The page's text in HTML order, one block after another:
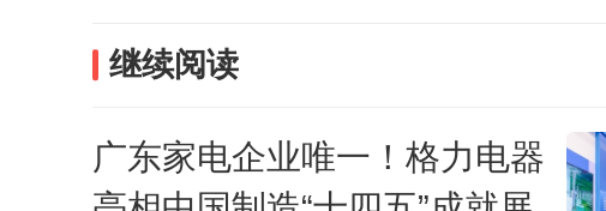
继续阅读
广东家电企业唯一！格力电器